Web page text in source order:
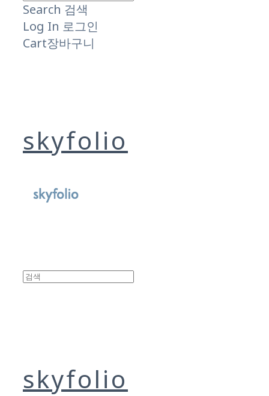
Search 검색
Log In 로그인
Cart장바구니
skyfolio
skyfolio